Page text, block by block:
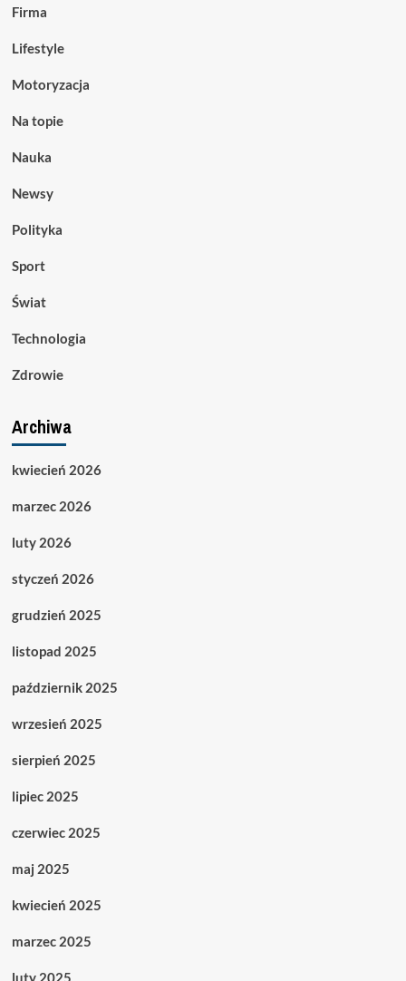
Firma
Lifestyle
Motoryzacja
Na topie
Nauka
Newsy
Polityka
Sport
Świat
Technologia
Zdrowie
Archiwa
kwiecień 2026
marzec 2026
luty 2026
styczeń 2026
grudzień 2025
listopad 2025
październik 2025
wrzesień 2025
sierpień 2025
lipiec 2025
czerwiec 2025
maj 2025
kwiecień 2025
marzec 2025
luty 2025